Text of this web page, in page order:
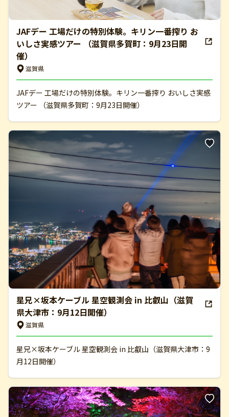
JAFデー 工場だけの特別体験。キリン一番搾り お
いしさ実感ツアー （滋賀県多賀町：9月23日開
催）
滋賀県
JAFデー 工場だけの特別体験。キリン一番搾り おいしさ実感
ツアー （滋賀県多賀町：9月23日開催）
星兄×坂本ケーブル 星空観測会 in 比叡山（滋賀
県大津市：9月12日開催）
滋賀県
星兄×坂本ケーブル 星空観測会 in 比叡山（滋賀県大津市：9
月12日開催）